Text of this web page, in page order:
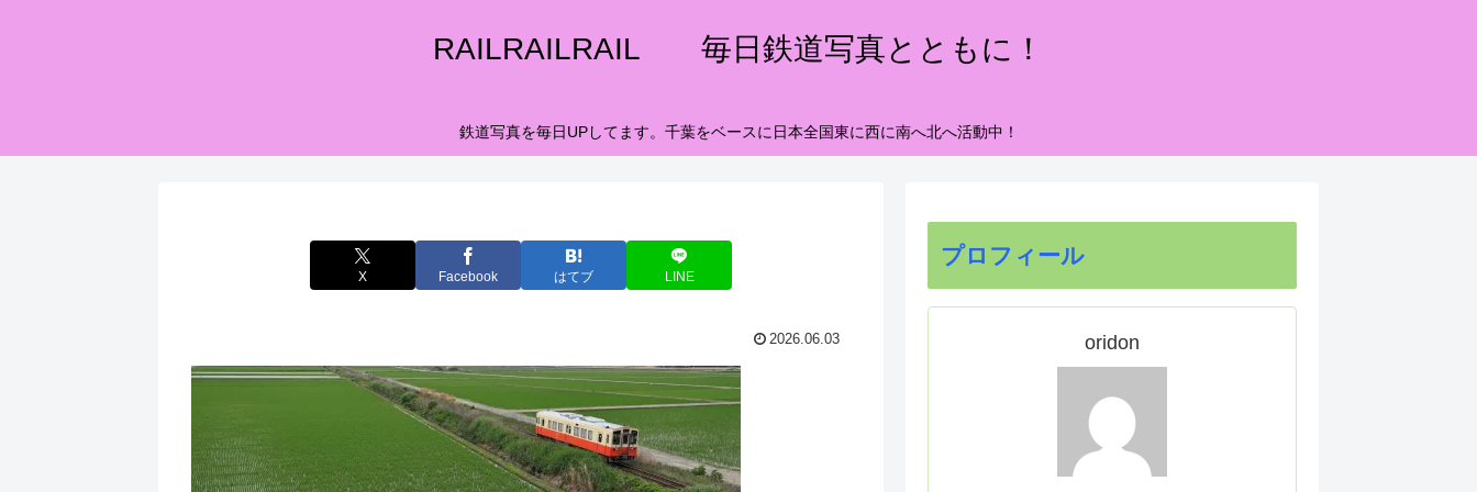
RAILRAILRAIL 毎日鉄道写真とともに！
鉄道写真を毎日UPしてます。千葉をベースに日本全国東に西に南へ北へ活動中！
X Facebook はてブ LINE
2026.06.03
プロフィール
oridon